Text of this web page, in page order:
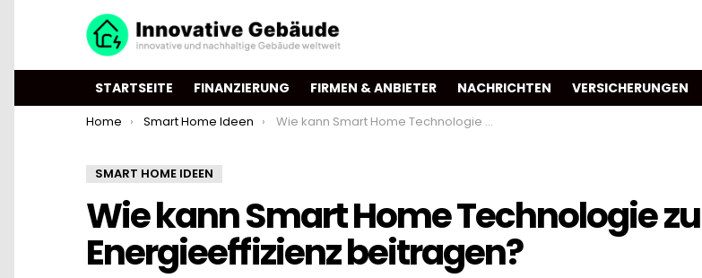
STARTSEITE FINANZIERUNG FIRMEN & ANBIETER NACHRICHTEN VERSICHERUNGEN
You are here:
Home Smart Home Ideen Wie kann Smart Home Technologie zur Energieeffizienz beitragen?
SMART HOME IDEEN
Wie kann Smart Home Technologie
Energieeffizienz beitragen?